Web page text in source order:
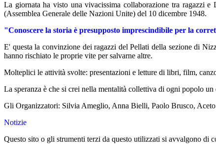
La giornata ha visto una vivacissima collaborazione tra ragazzi
(Assemblea Generale delle Nazioni Unite) del 10 dicembre 1948.
"Conoscere la storia è presupposto imprescindibile per la
E' questa la convinzione dei ragazzi del Pellati della sezione di
hanno rischiato le proprie vite per salvarne altre.
Molteplici le attività svolte: presentazioni e letture di libri, film,
La speranza è che si crei nella mentalità collettiva di ogni popolo
Gli Organizzatori: Silvia Ameglio, Anna Bielli, Paolo Brusco,
Notizie
Questo sito o gli strumenti terzi da questo utilizzati si avvalgono di